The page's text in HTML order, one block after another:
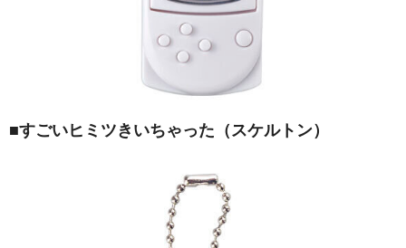
■すごいヒミツきいちゃった（スケルトン）